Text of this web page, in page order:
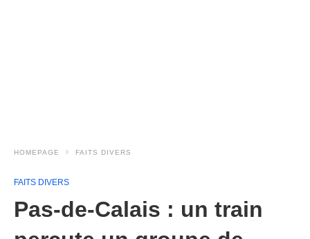
HOMEPAGE FAITS DIVERS
FAITS DIVERS
Pas-de-Calais : un train